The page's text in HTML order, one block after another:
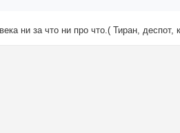
ни за что ни про что.( Тиран, деспот,